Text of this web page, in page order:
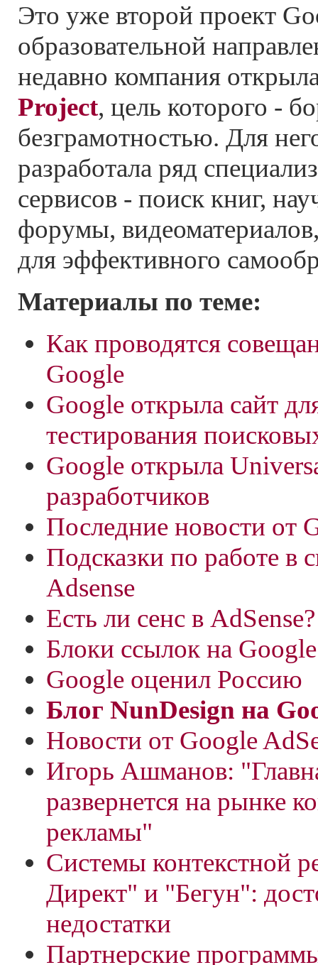
Это уже второй проект
образовательной
недавно компания
Project, цель которого -
безграмотностью. Для
разработала ряд
сервисов - поиск книг,
форумы,
для эффективного
Материалы по теме:
Как проводятся
Google
Google открыла сайт
тестирования
Google открыла
разработчиков
Последние новости от
Подсказки по работе в
Adsense
Есть ли сенс в AdSense?
Блоки ссылок на
Google оценил Россию
Блог NunDesign на
Новости от Google
Игорь Ашманов:
развернется на рынке
рекламы"
Системы контекстной
Директ" и "Бегун":
недостатки
Партнерские